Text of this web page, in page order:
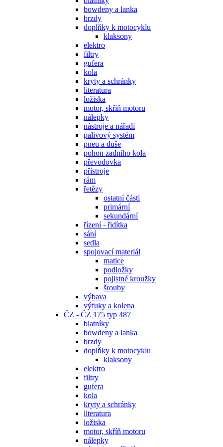
bowdeny a lanka
brzdy
doplňky k motocyklu
klaksony
elektro
filtry
gufera
kola
kryty a schránky
literatura
ložiska
motor, skříň motoru
nálepky
nástroje a nářadí
palivový systém
pneu a duše
pohon zadního kola
převodovka
přístroje
rám
řetězy
ostatní části
primární
sekundární
řízení - řidítka
sání
sedla
spojovací materiál
matice
podložky
pojistné kroužky
šrouby
výbava
výfuky a kolena
ČZ - ČZ 175 typ 487
blatníky
bowdeny a lanka
brzdy
doplňky k motocyklu
klaksony
elektro
filtry
gufera
kola
kryty a schránky
literatura
ložiska
motor, skříň motoru
nálepky